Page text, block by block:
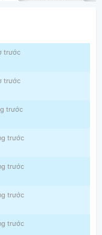
trước
trước
trước
trước
trước
trước
trước